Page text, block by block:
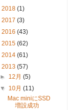
2018 (1)
2017 (3)
2016 (43)
2015 (62)
2014 (61)
2013 (57)
► 12月(5)
▼ 10月(11)
Mac miniにSSD
増設成功